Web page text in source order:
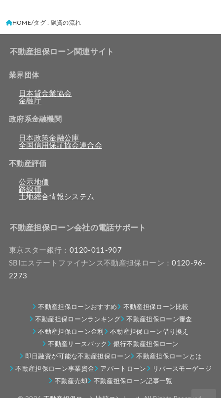
HOME タグ : 融資の流れ
不動産担保ローン関連サイト
業界団体
日本貸金業協会
金融庁
政府系金融機関
日本政策金融公庫
全国信用保証協会連合会
不動産評価
公示地価
路線価
土地総合情報システム
不動産担保ローン会社の電話サポート
東京スター銀行： 0120-011-907
SBIエステートファイナンス不動産担保ローン：0120-96-
2273
不動産担保ローンおすすめ
不動産担保ローン比較
不動産担保ローンランキング
不動産担保ローン審査
不動産担保ローン金利
不動産担保ローン借り換え
不動産リースバック
銀行不動産担保ローン
即日融資が可能な不動産担保ローン
不動産担保ローンとは
不動産担保ローン事業資金
アパートローン
リバースモーゲージ
不動産売却
不動産担保ローン記事一覧